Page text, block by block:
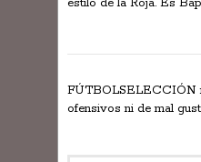
FÚTBOLSELECCIÓN
ofensivos ni de mal